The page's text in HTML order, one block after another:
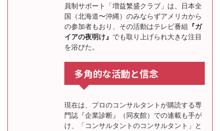
員制サポート「増益繁盛クラブ」は、日本全
国（北海道〜沖縄）のみならずアメリカから
の参加者もおり、その活動はテレビ番組 『ガ
イアの夜明け』 でも取り上げられ大きな注目
を浴びた。
多角的な活動と信念
現在は、プロのコンサルタントが購読する専
門誌『企業診断』（同友館）での連載も手が
け、「コンサルタントのコンサルタント」と